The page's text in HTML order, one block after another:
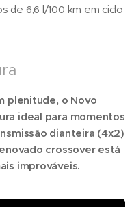
de 6,6 l/100 km em ciclo
plenitude, o Novo
ideal para momentos
dianteira (4x2)
crossover está
improváveis.